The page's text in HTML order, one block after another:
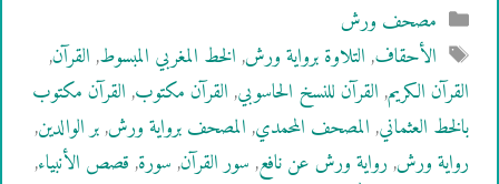
التصنيفات
مصحف ورش
الوسوم
الأحقاف,التلاوة برواية ورش,الخط المغربي المبسوط,القرآن,
القرآن الكريم,القرآن للنسخ الحاسوبي,القرآن مكتوب,القرآن مكتوب
بالخط العثماني,المصحف المحمدي,المصحف برواية ورش,بر الوالدين,
رواية ورش,رواية ورش عن نافع,سور القرآن,سورة,قصص الأنبياء,